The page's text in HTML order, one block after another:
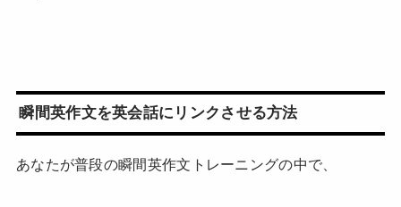
瞬間英作文を英会話にリンクさせる方法
あなたが普段の瞬間英作文トレーニングの中で、